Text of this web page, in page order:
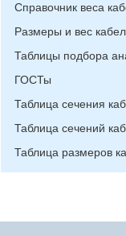
Справочник веса
Размеры и вес
Таблицы подбора
ГОСТы
Таблица сечения
Таблица сечений
Таблица размеров